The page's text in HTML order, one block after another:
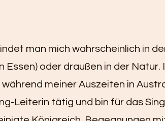
man mich wahrscheinlich in
Essen) oder draußen in der Natur.
meiner Auszeiten in
Leiterin tätig und bin für das